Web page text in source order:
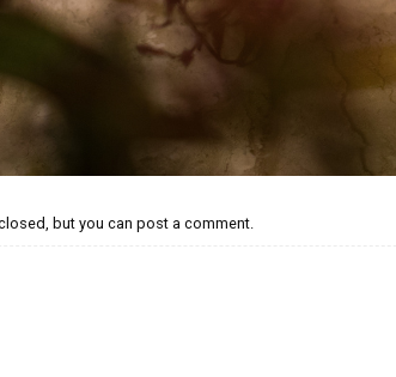
but you can post a comment.